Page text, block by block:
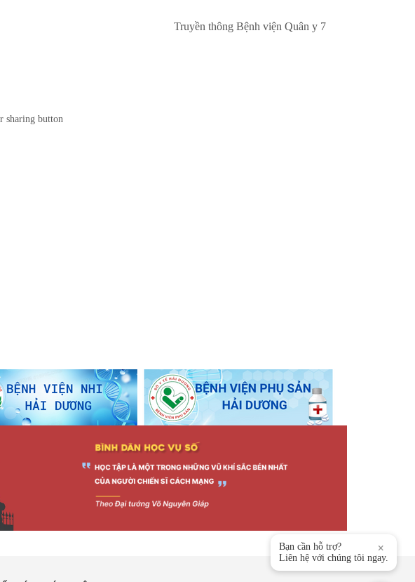
Truyền thông Bệnh viện Quân y 7
Bạn cần hỗ trợ?
Liên hệ với chúng tôi ngay.
×